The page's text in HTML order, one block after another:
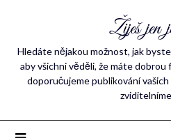
Žiješ jen
Hledáte nějakou možnost, jak
aby všichni věděli, že máte dobrou
doporučujeme publikování vašich